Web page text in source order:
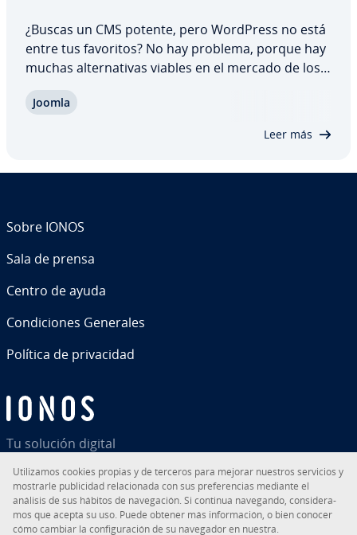
¿Buscas un CMS potente, pero WordPress no está
entre tus favoritos? No hay problema, porque hay
muchas al­te­r­na­ti­vas viables en el mercado de los
Joomla. Ambos ofrecen todas las pre­s­ta­cio­nes ne­
Joomla
Leer más
Tu solución digital
Sobre IONOS
Sala de prensa
Centro de ayuda
Co­n­di­cio­nes Generales
Política de pri­va­ci­dad
RSS LinkedIntiktok InstagramFacebookYouTube
Uti­li­za­mos cookies propias y de terceros para mejorar nuestros servicios y
mostrarle pu­bli­ci­dad re­la­cio­na­da con sus pre­fe­re­n­cias mediante el
análisis de sus hábitos de na­ve­ga­ción. Si continua navegando, co­n­si­de­ra­
mos que acepta su uso. Puede obtener más in­fo­r­ma­ción, o bien conocer
cómo cambiar la co­n­fi­gu­ra­ción de su navegador en nuestra.